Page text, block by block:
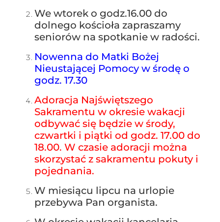
We wtorek o godz.16.00 do
dolnego kościoła zapraszamy
seniorów na spotkanie w radości.
Nowenna do Matki Bożej
Nieustającej Pomocy w środę o
godz. 17.30
Adoracja Najświętszego
Sakramentu w okresie wakacji
odbywać się będzie w środy,
czwartki i piątki od godz. 17.00 do
18.00. W czasie adoracji można
skorzystać z sakramentu pokuty i
pojednania.
W miesiącu lipcu na urlopie
przebywa Pan organista.